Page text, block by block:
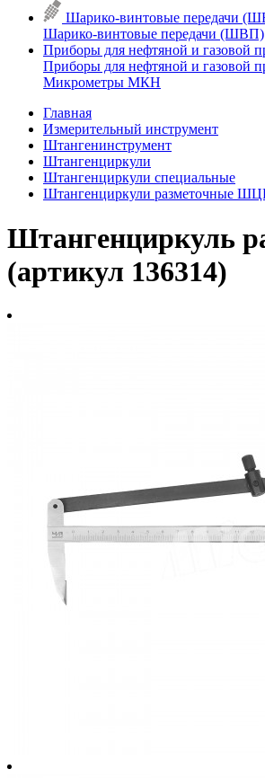
Шарико-винтовые передачи
Шарико-винтовые передачи (ШВП)
Приборы для нефтяной и газовой
Приборы для нефтяной и газовой
Микрометры МКН
Главная
Измерительный инструмент
Штангенинструмент
Штангенциркули
Штангенциркули специальные
Штангенциркули разметочные
Штангенциркуль
(артикул 136314)